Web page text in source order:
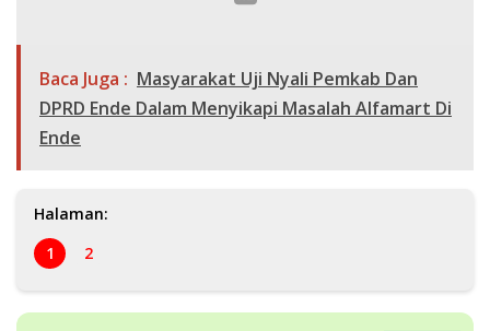
Baca Juga : Masyarakat Uji Nyali Pemkab Dan
DPRD Ende Dalam Menyikapi Masalah Alfamart Di
Ende
Halaman:
1
2